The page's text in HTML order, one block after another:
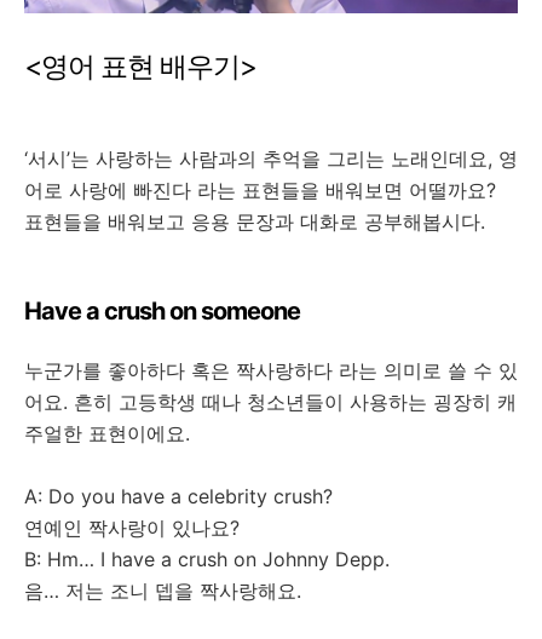
<영어 표현 배우기>
‘서시’는 사랑하는 사람과의 추억을 그리는 노래인데요, 영
어로 사랑에 빠진다 라는 표현들을 배워보면 어떨까요?
표현들을 배워보고 응용 문장과 대화로 공부해봅시다.
Have a crush on someone
누군가를 좋아하다 혹은 짝사랑하다 라는 의미로 쓸 수 있
어요. 흔히 고등학생 때나 청소년들이 사용하는 굉장히 캐
주얼한 표현이에요.
A: Do you have a celebrity crush?
연예인 짝사랑이 있나요?
B: Hm… I have a crush on Johnny Depp.
음… 저는 조니 뎁을 짝사랑해요.